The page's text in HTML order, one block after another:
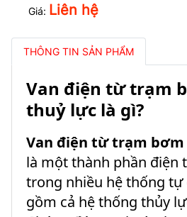
Giá: Liên hệ
THÔNG TIN SẢN PHẨM
Van điện từ trạm
thuỷ lực là gì?
Van điện từ trạm
là một thành phần điện
trong nhiều hệ thống tự
gồm cả hệ thống thủy